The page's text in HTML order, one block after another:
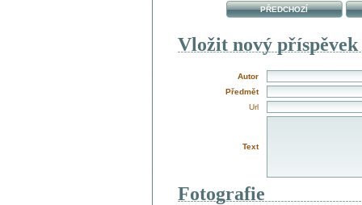
PŘEDCHOZÍ
Vložit nový příspěvek
Autor
Předmět
Url
Text
Fotografie